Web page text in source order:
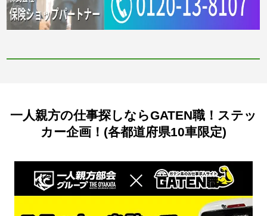
一人親方の仕事探しならGATEN職！ステッ
カー企画！(各都道府県10車限定)